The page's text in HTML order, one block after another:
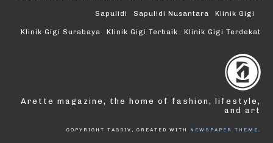
Sapulidi Sapulidi Nusantara Klinik Gigi
Klinik Gigi Surabaya Klinik Gigi Terbaik Klinik Gigi Terdekat
Arette magazine, the home of fashion, lifestyle,
and art
COPYRIGHT TAGDIV, CREATED WITH NEWSPAPER THEME